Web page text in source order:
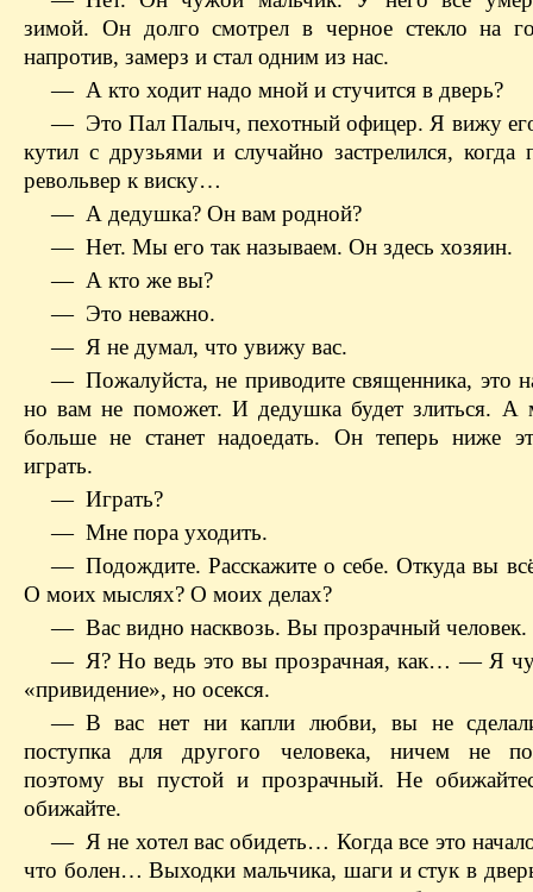
зимой. Он долго смотрел в черное стекло на
напротив, замерз и стал одним из нас.
— А кто ходит надо мной и стучится в дверь?
— Это Пал Палыч, пехотный офицер. Я вижу
кутил с друзьями и случайно застрелился, когда
револьвер к виску…
— А дедушка? Он вам родной?
— Нет. Мы его так называем. Он здесь хозяин.
— А кто же вы?
— Это неважно.
— Я не думал, что увижу вас.
— Пожалуйста, не приводите священника, это
но вам не поможет. И дедушка будет злиться. А
больше не станет надоедать. Он теперь ниже
играть.
— Играть?
— Мне пора уходить.
— Подождите. Расскажите о себе. Откуда вы всё
О моих мыслях? О моих делах?
— Вас видно насквозь. Вы прозрачный человек.
— Я? Но ведь это вы прозрачная, как… — Я
«привидение», но осекся.
— В вас нет ни капли любви, вы не
поступка для другого человека, ничем не
поэтому вы пустой и прозрачный. Не
обижайте.
— Я не хотел вас обидеть… Когда все это
что болен… Выходки мальчика, шаги и стук в